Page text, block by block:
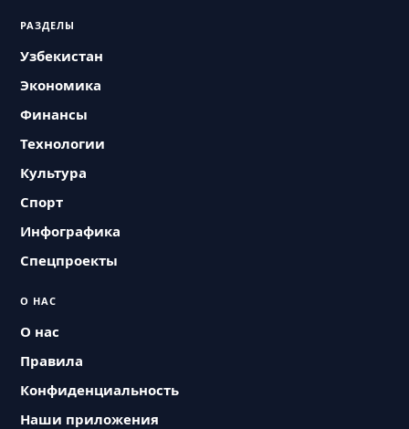
РАЗДЕЛЫ
Узбекистан
Экономика
Финансы
Технологии
Культура
Спорт
Инфографика
Спецпроекты
О НАС
О нас
Правила
Конфиденциальность
Наши приложения